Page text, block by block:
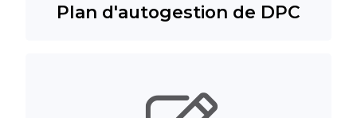
Plan d'autogestion de DPC